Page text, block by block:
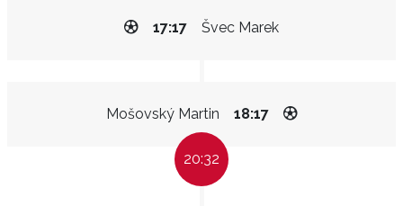
Švec Marek
17:17
Mošovský Martin 18:17
20:32